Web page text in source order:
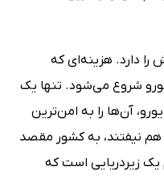
دارد. هزینه‌ای که
طلب می‌کنند از 5 هزار یورو شروع می‌شود. تنها یک
آن‌ها را به امن‌ترین
نیفتند، به کشور مقصد
زیردریایی است که